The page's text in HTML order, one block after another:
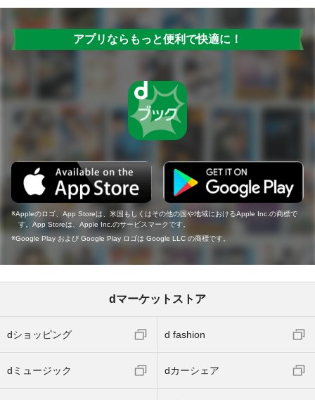
アプリならもっと便利で快適に！
Appleのロゴ、App Storeは、米国もしくはその他の国や地域におけるApple Inc.の商標で
す。App Storeは、Apple Inc.のサービスマークです。
Google Play および Google Play ロゴは Google LLC の商標です。
dマーケットストア
dショッピング d fashion
dミュージック dカーシェア